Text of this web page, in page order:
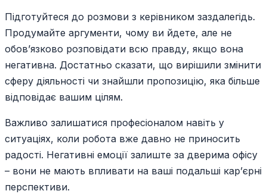
Підготуйтеся до розмови з керівником заздалегідь.
Продумайте аргументи, чому ви йдете, але не
обов’язково розповідати всю правду, якщо вона
негативна. Достатньо сказати, що вирішили змінити
сферу діяльності чи знайшли пропозицію, яка більше
відповідає вашим цілям.
Важливо залишатися професіоналом навіть у
ситуаціях, коли робота вже давно не приносить
радості. Негативні емоції залиште за дверима офісу
– вони не мають впливати на ваші подальші кар’єрні
перспективи.